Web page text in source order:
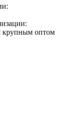
крупным оптом